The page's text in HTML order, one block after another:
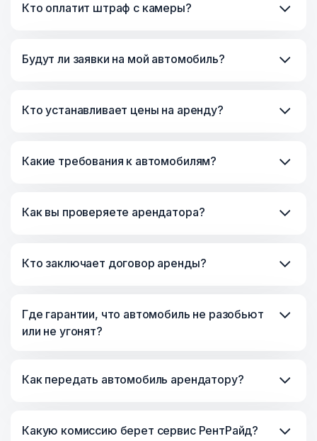
Кто оплатит штраф с камеры?
Будут ли заявки на мой автомобиль?
Кто устанавливает цены на аренду?
Какие требования к автомобилям?
Как вы проверяете арендатора?
Кто заключает договор аренды?
Где гарантии, что автомобиль не разобьют
или не угонят?
Как передать автомобиль арендатору?
Какую комиссию берет сервис РентРайд?